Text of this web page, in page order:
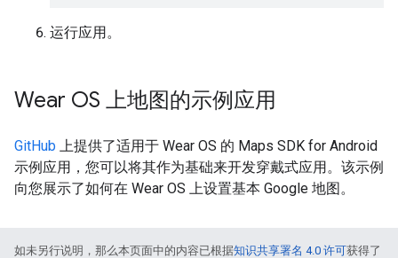
运行应用。
Wear OS 上地图的示例应用
GitHub 上提供了适用于 Wear OS 的 Maps SDK for Android
示例应用，您可以将其作为基础来开发穿戴式应用。该示例
向您展示了如何在 Wear OS 上设置基本 Google 地图。
如未另行说明，那么本页面中的内容已根据知识共享署名 4.0 许可获得了